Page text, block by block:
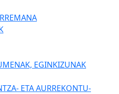
EGINKIZUNAK
ETA AURREKONTU-